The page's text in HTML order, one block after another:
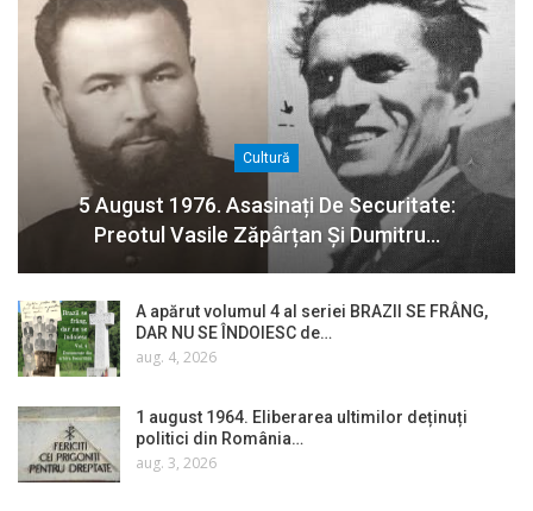
Cultură
5 August 1976. Asasinați De Securitate:
Preotul Vasile Zăpârțan Și Dumitru…
A apărut volumul 4 al seriei BRAZII SE FRÂNG,
DAR NU SE ÎNDOIESC de…
aug. 4, 2026
1 august 1964. Eliberarea ultimilor deținuți
politici din România…
aug. 3, 2026